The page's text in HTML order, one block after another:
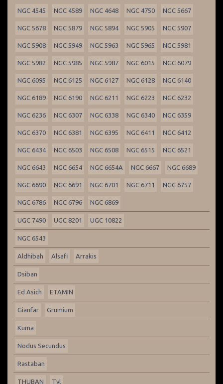
NGC 4545 NGC 4589 NGC 4648 NGC 4750 NGC 5667
NGC 5678 NGC 5879 NGC 5894 NGC 5905 NGC 5907
NGC 5908 NGC 5949 NGC 5963 NGC 5965 NGC 5981
NGC 5982 NGC 5985 NGC 5987 NGC 6015 NGC 6079
NGC 6095 NGC 6125 NGC 6127 NGC 6128 NGC 6140
NGC 6189 NGC 6190 NGC 6211 NGC 6223 NGC 6232
NGC 6236 NGC 6307 NGC 6338 NGC 6340 NGC 6359
NGC 6370 NGC 6381 NGC 6395 NGC 6411 NGC 6412
NGC 6434 NGC 6503 NGC 6508 NGC 6515 NGC 6521
NGC 6643 NGC 6654 NGC 6654A NGC 6667 NGC 6689
NGC 6690 NGC 6691 NGC 6701 NGC 6711 NGC 6757
NGC 6786 NGC 6796 NGC 6869
UGC 7490 UGC 8201 UGC 10822
NGC 6543
Aldhibah Alsafi Arrakis
Dsiban
Ed Asich ETAMIN
Gianfar Grumium
Kuma
Nodus Secundus
Rastaban
THUBAN Tyl